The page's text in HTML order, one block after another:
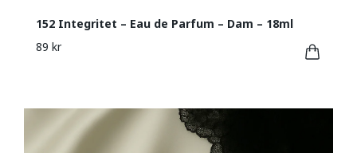
152 Integritet – Eau de Parfum – Dam – 18ml
89 kr